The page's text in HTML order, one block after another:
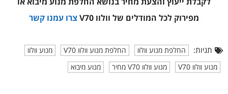
מפירוק לכל המודלים של וולוו V70 צרו עמנו קשר
תגיות: החלפת מנוע וולוו החלפת מנוע וולוו V70
מנוע וולוו
מנוע וולוו V70
מנוע וולוו V70 מחיר מנוע מיבוא